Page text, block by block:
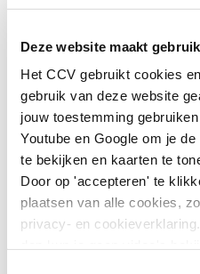
Deze website maakt
Het CCV gebruikt cookies
gebruik van deze website
jouw toestemming
Youtube en Google om je
te bekijken en kaarten te
Door op 'accepteren' te
plaatsen van alle cookies,
privacy- en
vorm van voorlichting.
we dat inbedden in onze
hoe we zorgen dat het
landt en wie je voor zo’n
moet benaderen.”
Meerwaarde
samenwerking
Sinds de opstart van de